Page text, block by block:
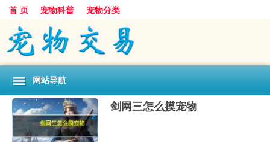
首 页 宠物科普 宠物分类
网站导航
剑网三怎么摸宠物